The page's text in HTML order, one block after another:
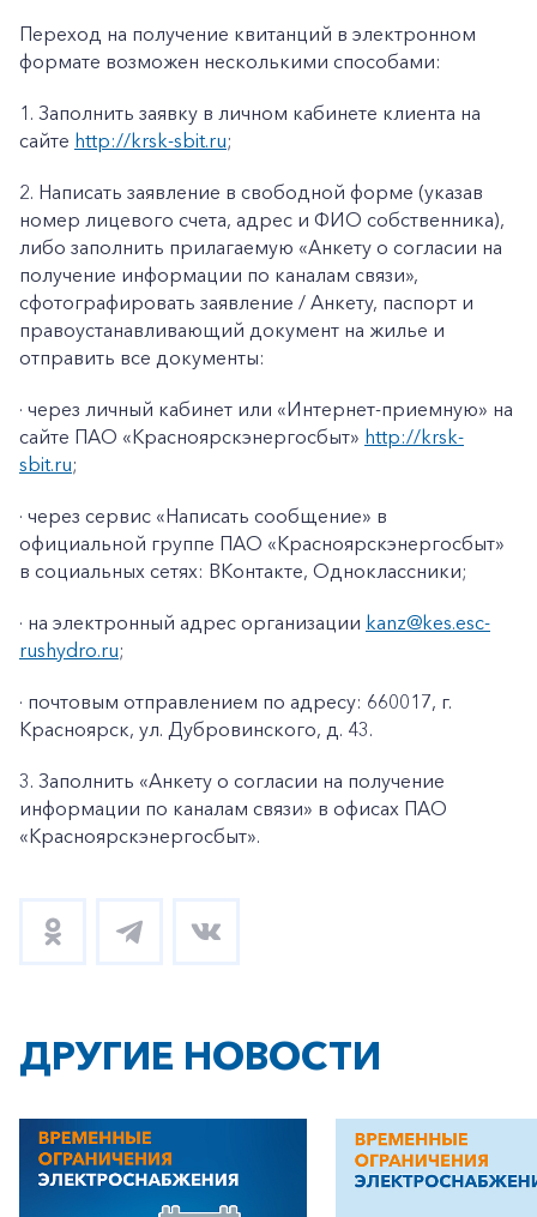
Переход на получение квитанций в электронном
формате возможен несколькими способами:
1. Заполнить заявку в личном кабинете клиента на
сайте http://krsk-sbit.ru;
2. Написать заявление в свободной форме (указав
номер лицевого счета, адрес и ФИО собственника),
либо заполнить прилагаемую «Анкету о согласии на
получение информации по каналам связи»,
сфотографировать заявление / Анкету, паспорт и
правоустанавливающий документ на жилье и
отправить все документы:
· через личный кабинет или «Интернет-приемную» на
сайте ПАО «Красноярскэнергосбыт» http://krsk-
sbit.ru;
· через сервис «Написать сообщение» в
официальной группе ПАО «Красноярскэнергосбыт»
в социальных сетях: ВКонтакте, Одноклассники;
· на электронный адрес организации kanz@kes.esc-
rushydro.ru;
· почтовым отправлением по адресу: 660017, г.
Красноярск, ул. Дубровинского, д. 43.
3. Заполнить «Анкету о согласии на получение
информации по каналам связи» в офисах ПАО
«Красноярскэнергосбыт».
ДРУГИЕ НОВОСТИ